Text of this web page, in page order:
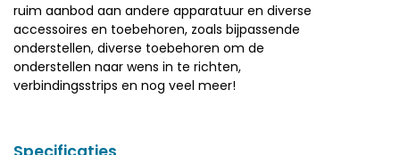
ruim aanbod aan andere apparatuur en diverse
accessoires en toebehoren, zoals bijpassende
onderstellen, diverse toebehoren om de
onderstellen naar wens in te richten,
verbindingsstrips en nog veel meer!